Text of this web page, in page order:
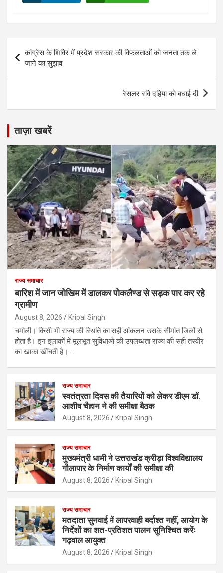
navigation
कांग्रेस के शिविर में प्रदेश सरकार की विफलताओं को जनता तक ले
जाने का सुझाव
रेसलर रवि दहिया को बधाई दी
ताज़ा खबरें
राज्य समाचार
बारिश में जान जोखिम में डालकर पोकलैण्ड से सड़क पार कर रहे
ग्रामीण
August 8, 2026 Kripal Singh
चमोली। किसी भी राज्य की स्थिति का सही आंकलन उसके सीमांत जिलों से
होता है। इन इलाकों में मूलभूत सुविधाओं की उपलब्धता राज्य की सही तस्वीर
का खाका खींचती है।…
राज्य समाचार
स्वतंत्रता दिवस की तैयारियों को लेकर डीएम डॉ.
आशीष चैहान ने की समीक्षा बैठक
August 8, 2026 Kripal Singh
राज्य समाचार
मुख्यमंत्री धामी ने उत्तराखंड क्रीड़ा विश्वविद्यालय
गौलापार के निर्माण कार्यों की समीक्षा की
August 8, 2026 Kripal Singh
राज्य समाचार
मतदाता सुनवाई में लापरवाही बर्दाश्त नहीं, आयोग के
निर्देशों का शत-प्रतिशत पालन सुनिश्चित करेंः
गढ़वाल आयुक्त
August 8, 2026 Kripal Singh